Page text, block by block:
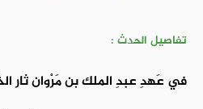
تفاصيل الحدث :
في عَهدِ عبدِ الملك بن مَرْوان ثار